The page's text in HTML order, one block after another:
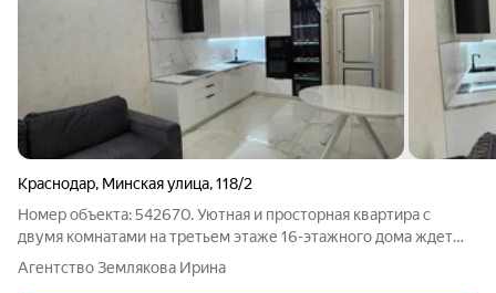
Краснодар, Минская улица,118/2
Номер объекта: 542670. Уютная и просторная квартира с
двумя комнатами на третьем этаже 16-этажного дома ждет
своего нового хозяина! Общая площадь квартиры составляет
более 70.00 кв.м., что обеспечивает комфортное проживание
Агентство Землякова Ирина